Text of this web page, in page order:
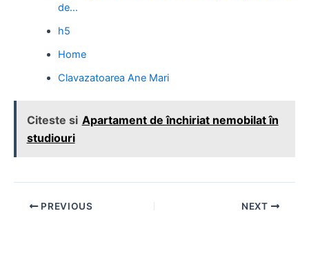
de…
h5
Home
Clavazatoarea Ane Mari
Citeste si Apartament de închiriat nemobilat în
studiouri
Post PREVIOUS NEXT